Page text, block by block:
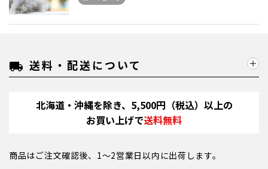
local_shipping 送料・配送について
北海道・沖縄を除き、5,500円（税込）以上の
お買い上げで送料無料
商品はご注文確認後、1～2営業日以内に出荷します。